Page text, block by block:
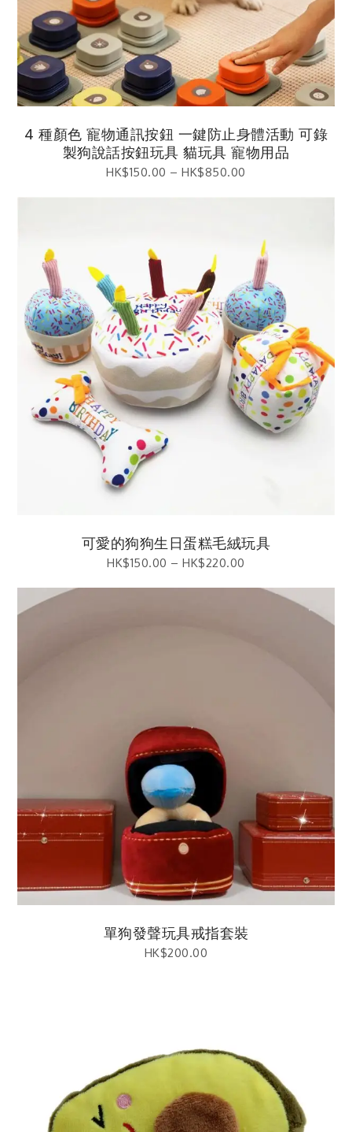
4 種顏色 寵物通訊按鈕 一鍵防止身體活動 可錄
製狗說話按鈕玩具 貓玩具 寵物用品
HK$150.00 – HK$850.00
可愛的狗狗生日蛋糕毛絨玩具
HK$150.00 – HK$220.00
單狗發聲玩具戒指套裝
HK$200.00